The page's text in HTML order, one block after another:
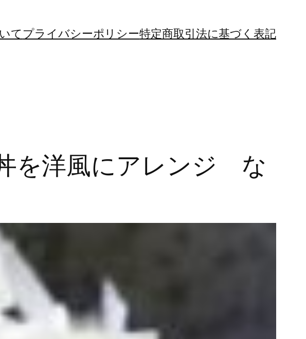
てプライバシーポリシー特定商取引法に基づく表記
を洋風にアレンジ な